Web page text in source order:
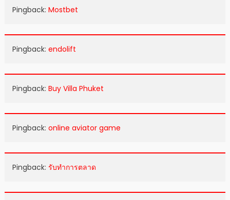
Pingback: Mostbet
Pingback: endolift
Pingback: Buy Villa Phuket
Pingback: online aviator game
Pingback: รับทำการตลาด